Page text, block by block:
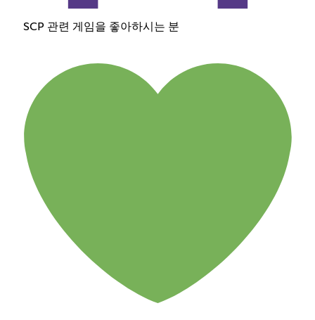
SCP 관련 게임을 좋아하시는 분